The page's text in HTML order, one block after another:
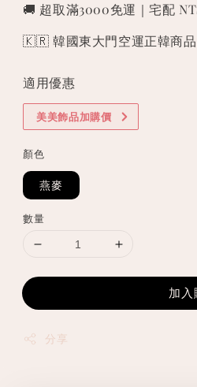
🚚 超取滿3000免運｜宅配
🇰🇷 韓國東大門空運正韓商品
適用優惠
美美飾品加購價
顏色
燕麥
數量
加入
分享